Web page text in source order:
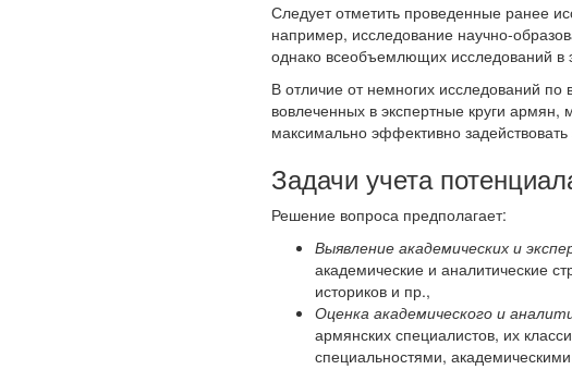
Следует отметить проведенные ранее
например, исследование научно-
однако всеобъемлющих исследований в
В отличие от немногих исследований
вовлеченных в экспертные круги
максимально эффективно
Задачи учета
Решение вопроса предполагает:
Выявление академических и
академические и аналитические
историков и пр.,
Оценка академического и
армянских специалистов, их
специальностями,